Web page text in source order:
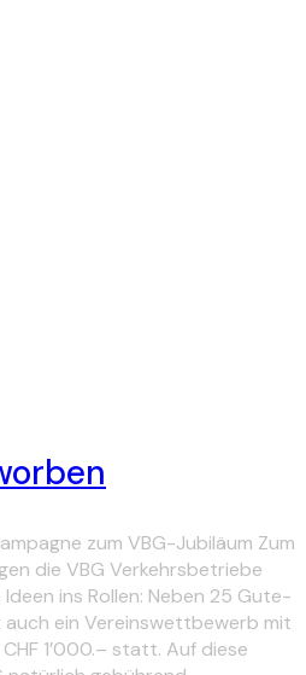
zum VBG-Jubiläum Zum
die VBG Verkehrsbetriebe
ins Rollen: Neben 25 Gute-
ein Vereinswettbewerb mit
1’000.– statt. Auf diese